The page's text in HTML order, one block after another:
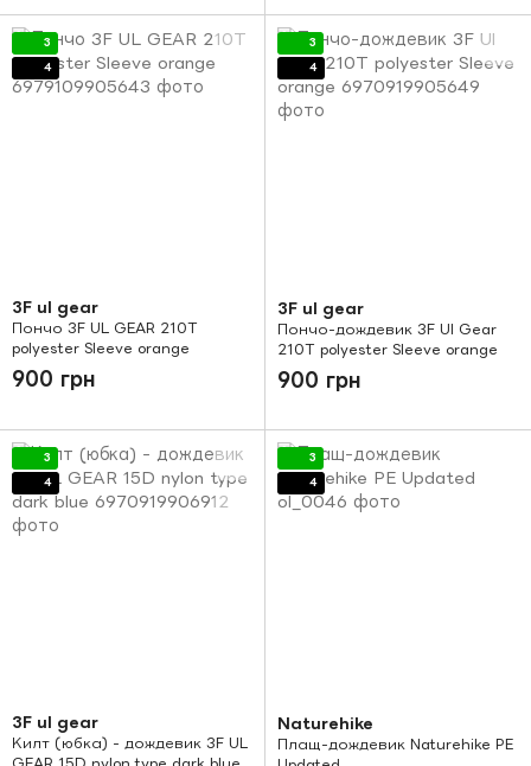
3
4
3F ul gear
Пончо 3F UL GEAR 210T
polyester Sleeve orange
900 грн
3
4
3F ul gear
Пончо-дождевик 3F Ul Gear
210T polyester Sleeve orange
900 грн
3
4
3F ul gear
Килт (юбка) - дождевик 3F UL
GEAR 15D nylon type dark blue
3
4
Naturehike
Плащ-дождевик Naturehike PE